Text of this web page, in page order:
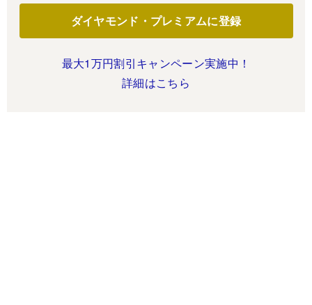
ダイヤモンド・プレミアムに登録
最大1万円割引キャンペーン実施中！
詳細はこちら